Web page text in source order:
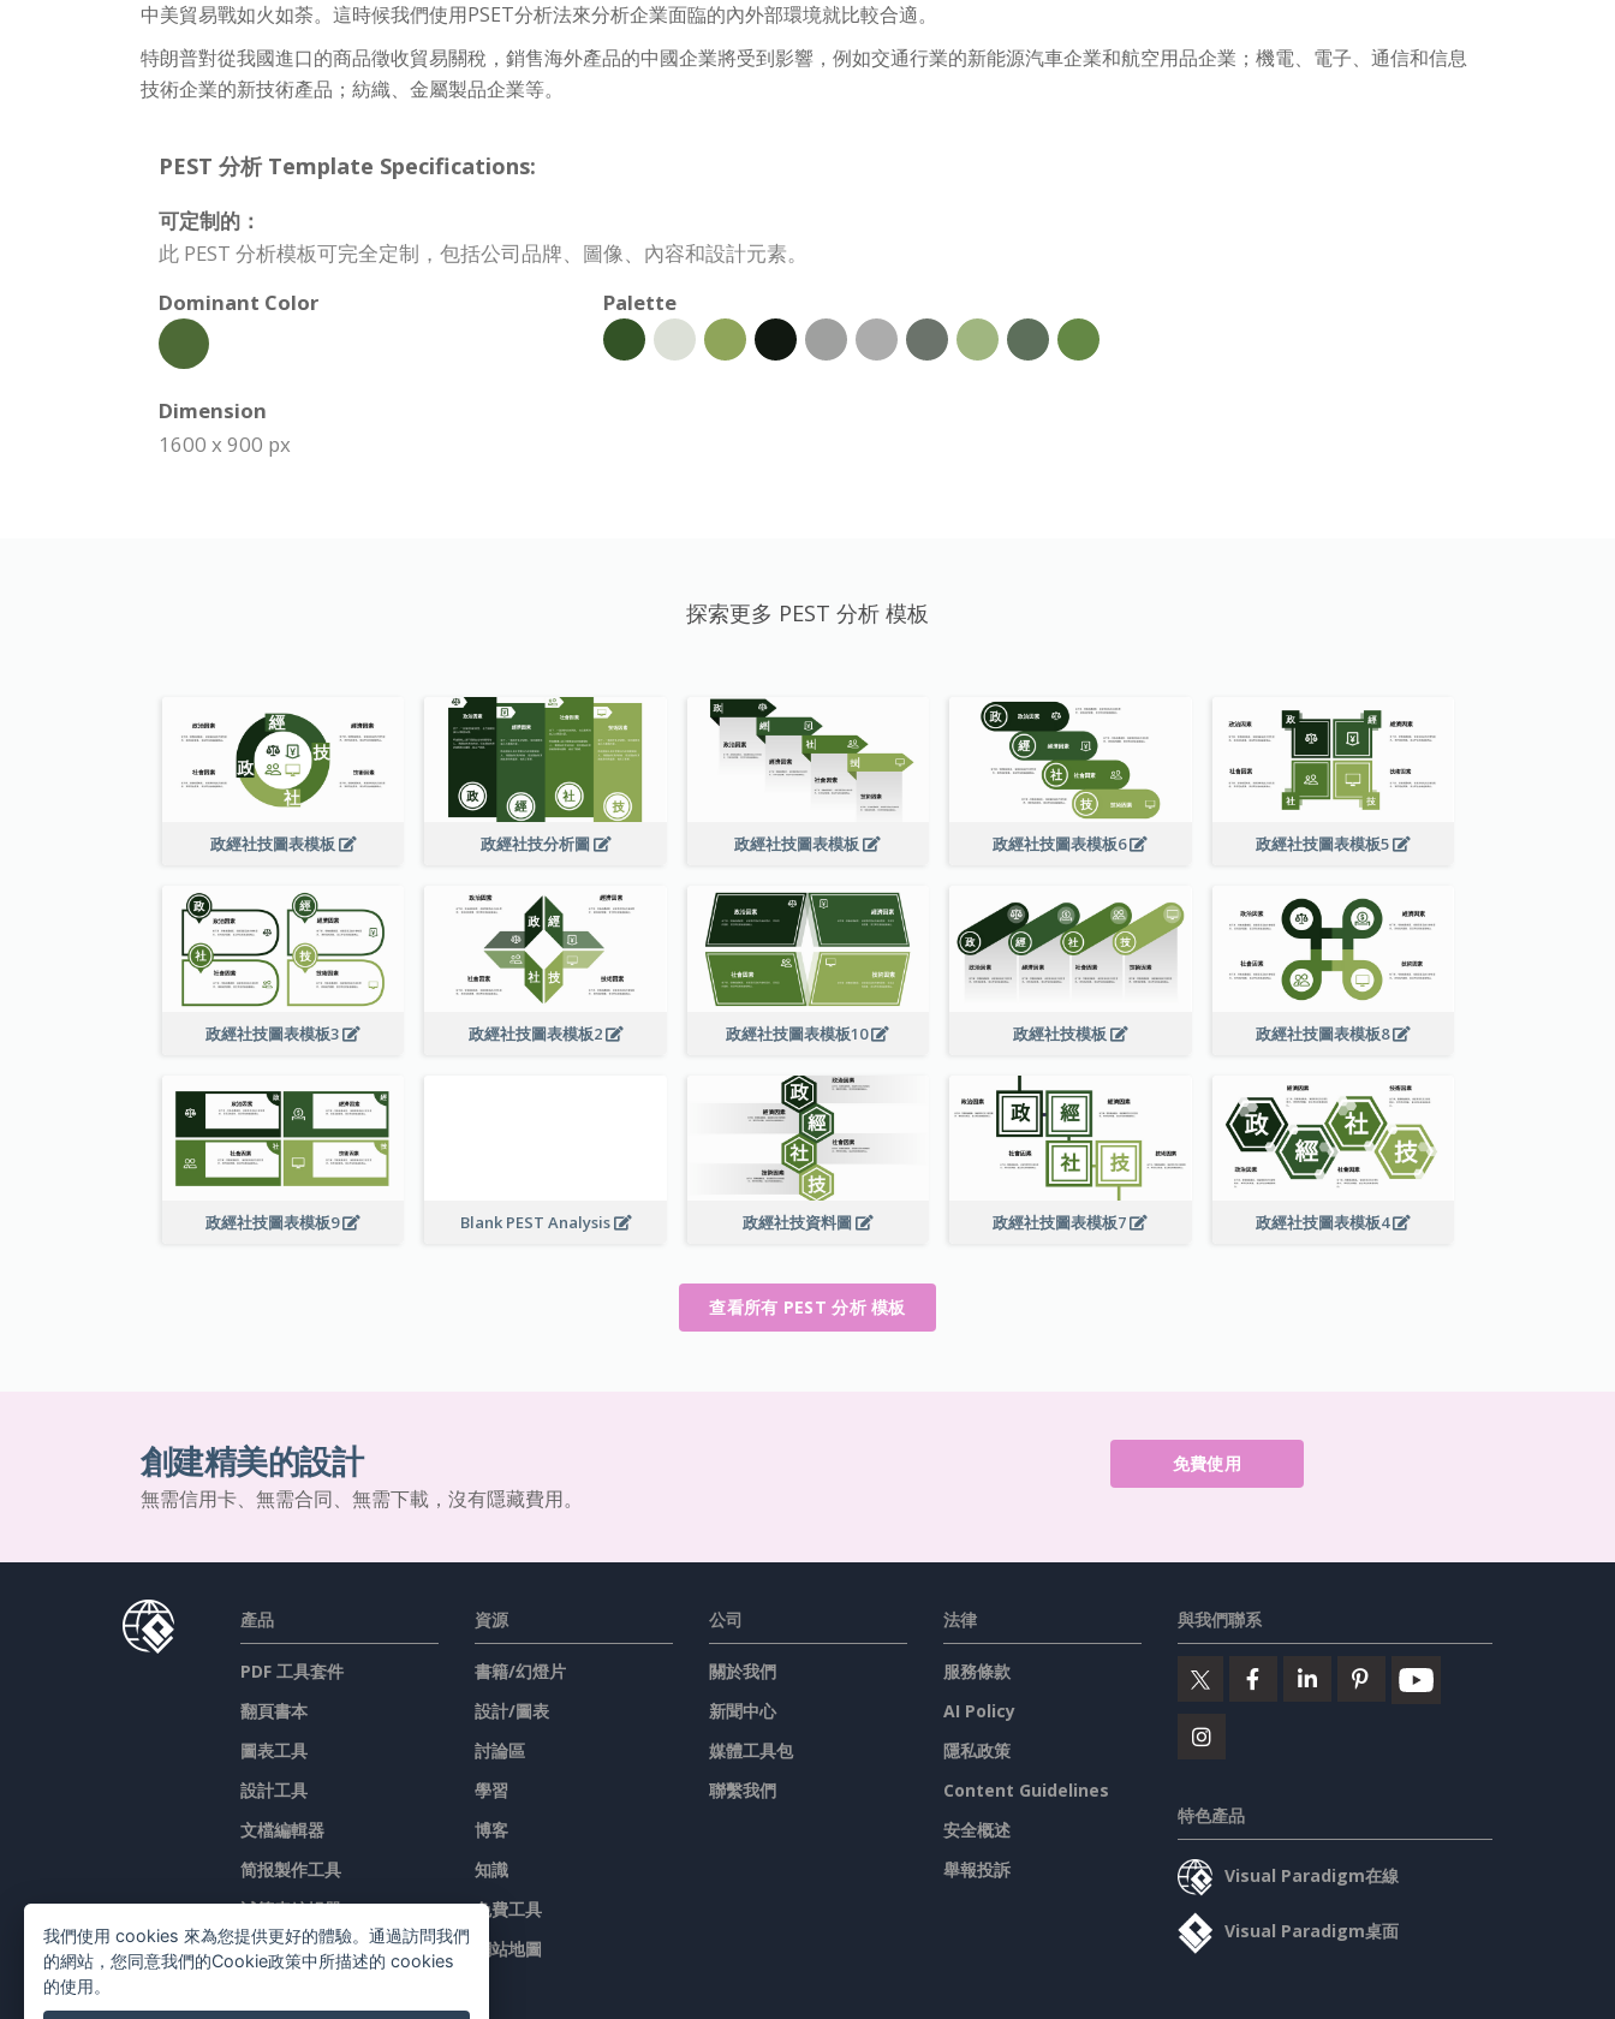
中美貿易戰如火如荼。這時候我們使用PSET分析法來分析企業面臨的內外部環境就比較合適。
特朗普對從我國進口的商品徵收貿易關稅，銷售海外產品的中國企業將受到影響，例如交通行業的新能源汽車企業和航空用品企業；機電、電子、通信和信息
技術企業的新技術產品；紡織、金屬製品企業等。
PEST 分析 Template Specifications:
可定制的：
此 PEST 分析模板可完全定制，包括公司品牌、圖像、內容和設計元素。
Dominant Color
Palette
Dimension
1600 x 900 px
探索更多 PEST 分析 模板
政經社技圖表模板 政經社技分析圖 政經社技圖表模板 政經社技圖表模板6 政經社技圖表模板5
政經社技圖表模板3 政經社技圖表模板2 政經社技圖表模板10 政經社技模板 政經社技圖表模板8
政經社技圖表模板9 Blank PEST Analysis 政經社技資料圖 政經社技圖表模板7 政經社技圖表模板4
查看所有 PEST 分析 模板
創建精美的設計
無需信用卡、無需合同、無需下載，沒有隱藏費用。
免費使用
產品
PDF 工具套件
翻頁書本
圖表工具
設計工具
文檔編輯器
简报製作工具
試算表編輯器
價格
資源
書籍/幻燈片
設計/圖表
討論區
學習
博客
知識
免費工具
網站地圖
公司
關於我們
新聞中心
媒體工具包
聯繫我們
法律
服務條款
AI Policy
隱私政策
Content Guidelines
安全概述
舉報投訴
與我們聯系
特色產品
Visual Paradigm在線
Visual Paradigm桌面
我們使用 cookies 來為您提供更好的體驗。通過訪問我們
的網站，您同意我們的Cookie政策中所描述的 cookies
的使用。